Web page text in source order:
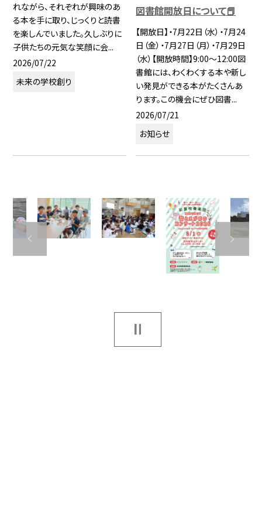
れながら、それぞれが興味のあ
る本を手に取り、じっくりと読書
を楽しんでいました。久しぶりに
子供たちの元気な笑顔に会...
2026/07/22
未来の学校創り
図書館開放日について📕
【開放日】・7月22日（水）・7月24
日（金）・7月27日（月）・7月29日
（水）【開放時間】9:00～12:00図
書館には、わくわくする本や新し
い発見ができる本がたくさんあ
ります。この機会にぜひ図書...
2026/07/21
お知らせ